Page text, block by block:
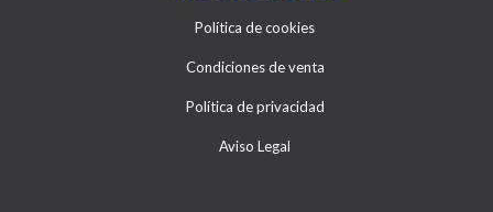
Política de cookies
Condiciones de venta
Política de privacidad
Aviso Legal